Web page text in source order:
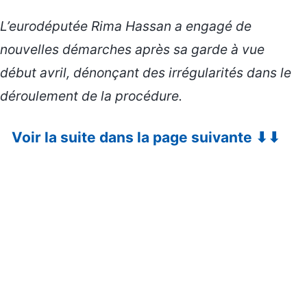
L’eurodéputée Rima Hassan a engagé de
nouvelles démarches après sa garde à vue
début avril, dénonçant des irrégularités dans le
déroulement de la procédure.
Voir la suite dans la page suivante ⬇⬇